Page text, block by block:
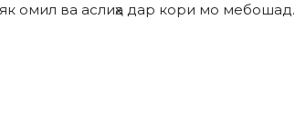
омил ва аслиҳа дар кори мо мебошад.